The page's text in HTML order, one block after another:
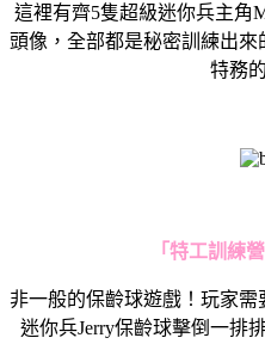
這裡有齊5隻超級迷你兵主角
頭像，全部都是秘密訓練出
特務
「特工訓練營
非一般的保齡球遊戲！玩家
迷你兵Jerry保齡球擊倒一排